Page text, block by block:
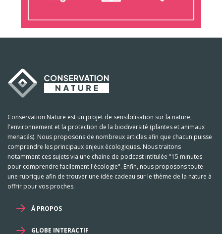
Conservation Nature est un projet de sensibilisation sur la nature,
l'environnement et la protection de la biodiversité (plantes et animaux
menacés). Nous proposons de nombreux articles afin que chacun puisse
comprendre les principaux enjeux écologiques. Nous traitons
notamment ces sujets via une chaine de podcast intitulée "15 minutes
pour comprendre facilement l'écologie". Enfin, nous proposons toute
une rubrique afin de trouver une idée cadeau sur le thème de la nature à
offrir pour vos proches.
À PROPOS
GLOBE INTERACTIF